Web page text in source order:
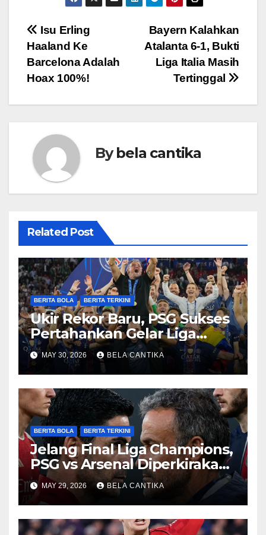
Post
navigation
Bayern Kalahkan
Atalanta 6-1, Bukti
Liga Italia Masih
Tertinggal
Isu Erling
Haaland Ke
Barcelona Adalah
Hoax 100%!
Bybela cantika
Related Post
BERITA BOLA BERITA TERKINI
Ukir Rekor Baru, PSG Sukses
Pertahankan Gelar Liga
Champions
MAY 30, 2026 BELA CANTIKA
BERITA BOLA BERITA TERKINI
Jelang Final Liga Champions,
PSG vs Arsenal Diperkirakan
Sengit
MAY 29, 2026 BELA CANTIKA